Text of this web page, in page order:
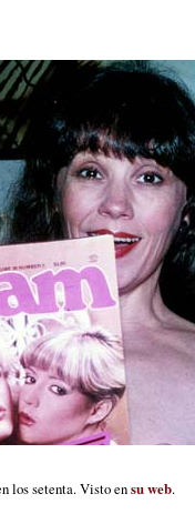
los setenta. Visto ensu web.